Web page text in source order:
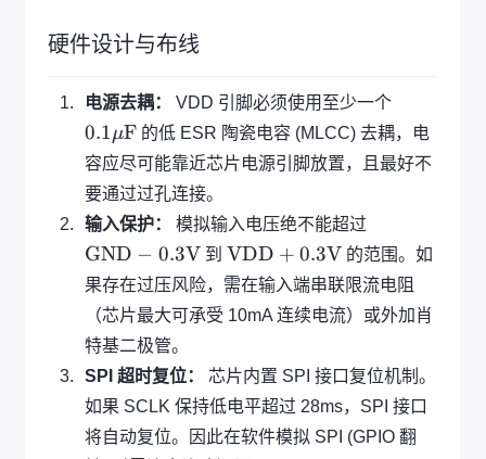
硬件设计与布线
电源去耦： VDD 引脚必须使用至少一个
1
\
m
te
x
t
{
}
0.1μF 的低 ESR 陶瓷电容 (MLCC) 去耦，电
容应尽可能靠近芯片电源引脚放置，且最好不
要通过过孔连接。
输入保护：
模拟输入电压绝不能超过
te
x
t
{
N
D
}
-
GND − 0.3V 到 \
te
x
t
V
D
D
}
VDD + 0.3V 的范围。如
果存在过压风险，需在输入端串联限流电阻
（芯片最大可承受 10mA 连续电流）或外加肖
特基二极管。
SPI 超时复位：
芯片内置 SPI 接口复位机制。
如果 SCLK 保持低电平超过 28ms，SPI 接口
将自动复位。因此在软件模拟 SPI (GPIO 翻